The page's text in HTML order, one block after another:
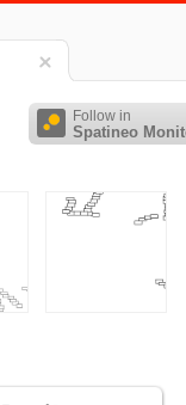
Follow in
Spatineo